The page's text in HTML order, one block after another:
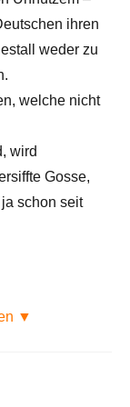
ihren
weder zu
welche nicht
wird
Gosse,
schon seit
▼